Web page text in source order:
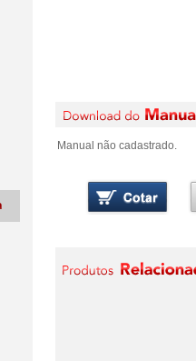
Manual não cadastrado.